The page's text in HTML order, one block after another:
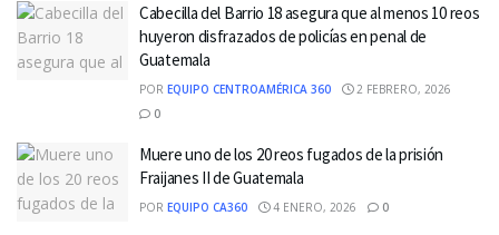
Cabecilla del Barrio 18 asegura que al menos 10 reos
huyeron disfrazados de policías en penal de
Guatemala
POR EQUIPO CENTROAMÉRICA 360
2 FEBRERO, 2026
0
Muere uno de los 20 reos fugados de la prisión
Fraijanes II de Guatemala
POR EQUIPO CA360 4 ENERO, 2026 0